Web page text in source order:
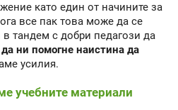
като един от начините за
все пак това може да се
тандем с добри педагози да
да ни помогне наистина да
усилия.
учебните материали